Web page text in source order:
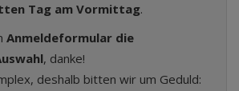
Tag am Vormittag.
Anmeldeformular die
, danke!
deshalb bitten wir um Geduld: